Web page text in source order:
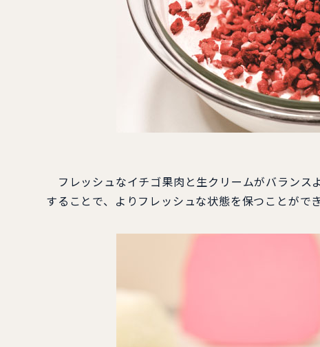
フレッシュなイチゴ果肉と生クリームがバランス
することで、よりフレッシュな状態を保つことがで